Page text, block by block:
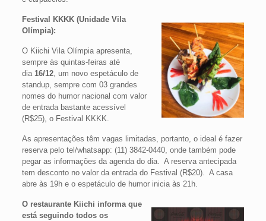
Festival KKKK (Unidade Vila
Olímpia):
O Kiichi Vila Olímpia apresenta,
sempre às quintas-feiras até
dia 16/12, um novo espetáculo de
standup, sempre com 03 grandes
nomes do humor nacional com valor
de entrada bastante acessível
(R$25), o Festival KKKK.
As apresentações têm vagas limitadas, portanto, o ideal é fazer
reserva pelo tel/whatsapp: (11) 3842-0440, onde também pode
pegar as informações da agenda do dia. A reserva antecipada
tem desconto no valor da entrada do Festival (R$20). A casa
abre às 19h e o espetáculo de humor inicia às 21h.
O restaurante Kiichi informa que
está seguindo todos os